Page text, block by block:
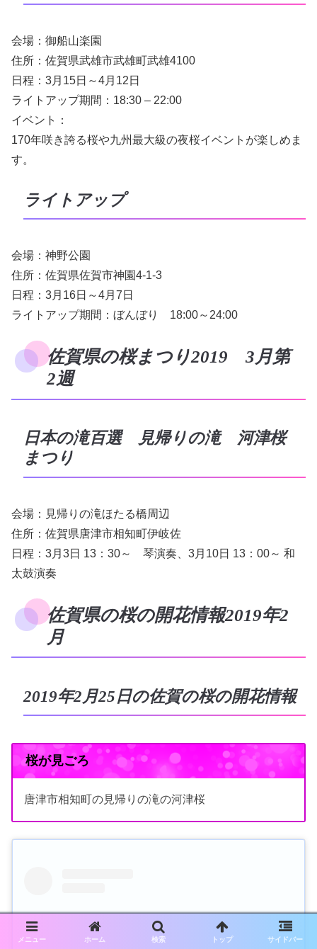
会場：御船山楽園
住所：佐賀県武雄市武雄町武雄4100
日程：3月15日～4月12日
ライトアップ期間：18:30 – 22:00
イベント：
170年咲き誇る桜や九州最大級の夜桜イベントが楽しめま
す。
ライトアップ
会場：神野公園
住所：佐賀県佐賀市神園4-1-3
日程：3月16日～4月7日
ライトアップ期間：ぼんぼり 18:00～24:00
佐賀県の桜まつり2019 3月第
2週
日本の滝百選 見帰りの滝 河津桜
まつり
会場：見帰りの滝ほたる橋周辺
住所：佐賀県唐津市相知町伊岐佐
日程：3月3日 13：30～ 琴演奏、3月10日 13：00～ 和
太鼓演奏
佐賀県の桜の開花情報2019年2
月
2019年2月25日の佐賀の桜の開花情報
桜が見ごろ
唐津市相知町の見帰りの滝の河津桜
メニュー ホーム 検索 トップ サイドバー